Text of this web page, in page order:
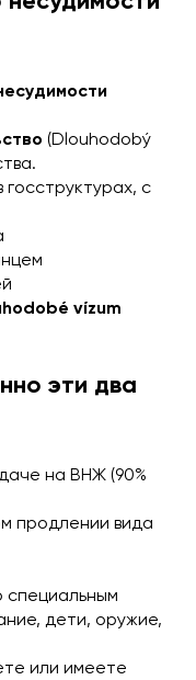
(Dlouhodobý
с
vízum
эти два
на ВНЖ (90%
продлении вида
специальным
дети, оружие,
или имеете